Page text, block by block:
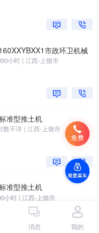
市政环卫机械
小时 | 江西-上饶市
准型推土机
数不详 | 江西-上饶市
准型推土机
小时 | 江西-上饶市
消息 我的